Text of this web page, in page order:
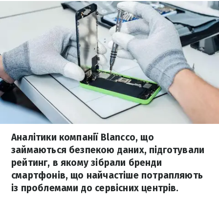
Аналітики компанії Blancco, що
займаються безпекою даних, підготували
рейтинг, в якому зібрали бренди
смартфонів, що найчастіше потрапляють
із проблемами до сервісних центрів.